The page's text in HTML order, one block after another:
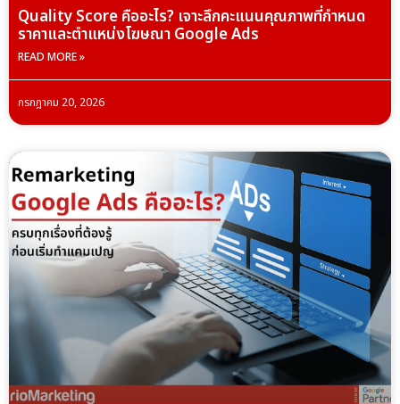
Quality Score คืออะไร? เจาะลึกคะแนนคุณภาพที่กำหนด
ราคาและตำแหน่งโฆษณา Google Ads
READ MORE »
กรกฎาคม 20, 2026